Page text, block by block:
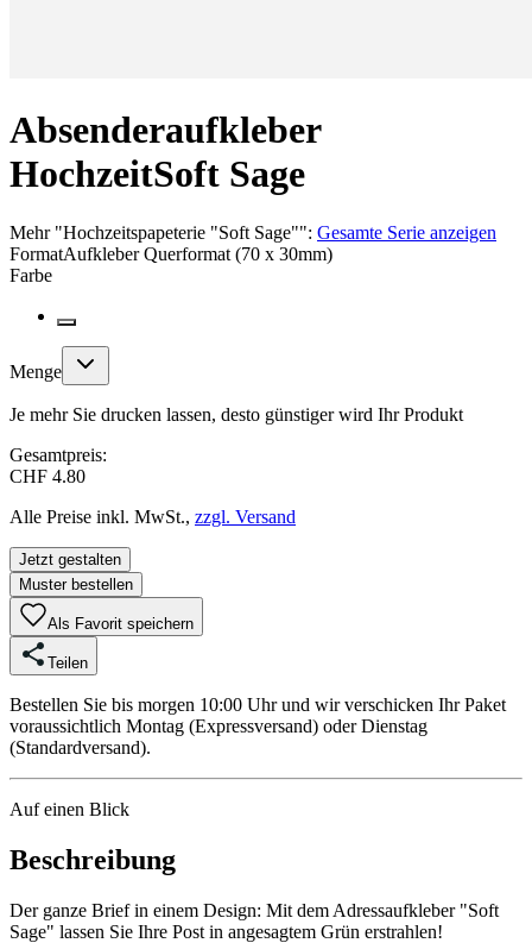
Absenderaufkleber
HochzeitSoft Sage
Mehr"Hochzeitspapeterie "Soft Sage"": Gesamte Serie anzeigen
FormatAufkleber Querformat (70 x 30mm)
Farbe
Menge
Je mehr Sie drucken lassen, desto günstiger wird Ihr Produkt
Gesamtpreis:
CHF 4.80
Alle Preise inkl. MwSt., zzgl. Versand
Jetzt gestalten
Muster bestellen
Als Favorit speichern
Teilen
Bestellen Sie bis morgen 10:00 Uhr und wir verschicken Ihr Paket
voraussichtlich Montag (Expressversand) oder Dienstag
(Standardversand).
Auf einen Blick
Beschreibung
Der ganze Brief in einem Design: Mit dem Adressaufkleber "Soft
Sage" lassen Sie Ihre Post in angesagtem Grün erstrahlen!